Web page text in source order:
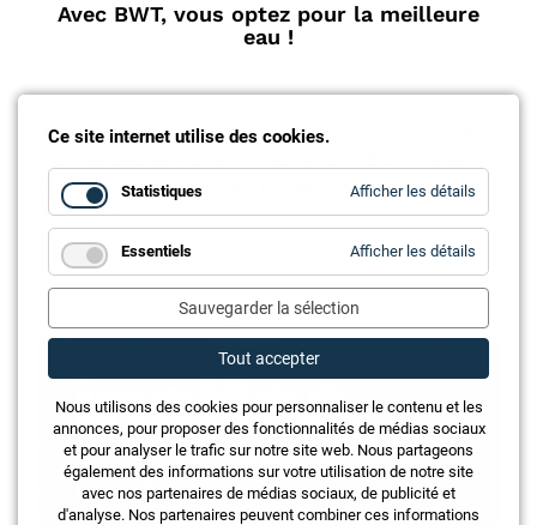
Avec BWT, vous optez pour la meilleure
eau !
BWT fournit des solutions sur mesure et répond à
immeubles collectifs, les bâtiments industriels et
les hôpitaux.
Annonce
Ce site internet utilise des cookies.
Statistiques Afficher les détails
Essentiels Afficher les détails
Sauvegarder la sélection
Tout accepter
Nous utilisons des cookies pour personnaliser le contenu et les
annonces, pour proposer des fonctionnalités de médias sociaux
et pour analyser le trafic sur notre site web. Nous partageons
également des informations sur votre utilisation de notre site
avec nos partenaires de médias sociaux, de publicité et
d'analyse. Nos partenaires peuvent combiner ces informations